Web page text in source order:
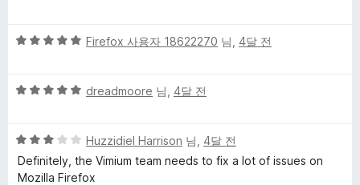
점
점
점
5
점
점
Firefox 사용자 18622270 님, 4달 전
5
점
에
5
dreadmoore 님, 4달 전
5
점
만
Huzzidiel Harrison 님, 4달 전
Definitely, the Vimium team needs to fix a lot of issues on
Mozilla Firefox